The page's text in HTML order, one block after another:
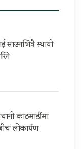
साउनभित्रै स्थायी
काठमाडौंमा
लोकार्पण